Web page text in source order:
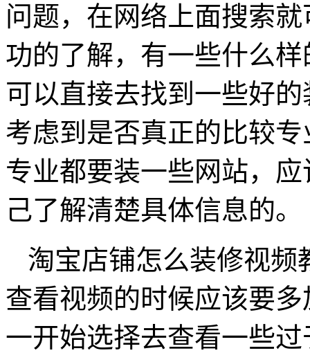
问题，在网络上面搜索
功的了解，有一些什么
可以直接去找到一些好
考虑到是否真正的比较
专业都要装一些网站，
己了解清楚具体信息的。
淘宝店铺怎么装修视频
查看视频的时候应该要
一开始选择去查看一些